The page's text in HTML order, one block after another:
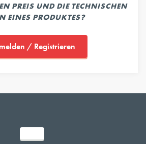
PREIS UND DIE TECHNISCHEN
EINES PRODUKTES?
/ Registrieren